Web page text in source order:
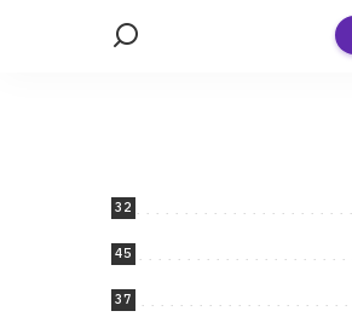
32
45
37